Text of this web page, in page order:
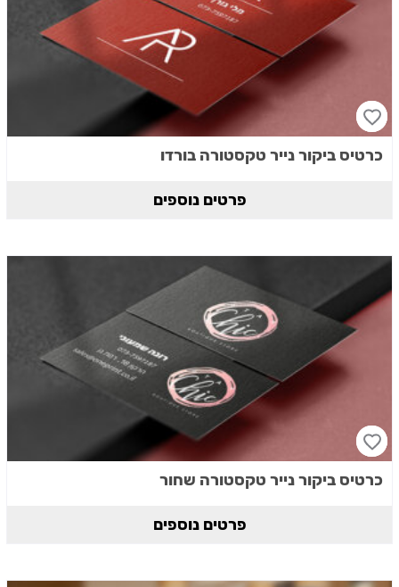
כרטיס ביקור נייר טקסטורה בורדו
פרטים נוספים
כרטיס ביקור נייר טקסטורה שחור
פרטים נוספים